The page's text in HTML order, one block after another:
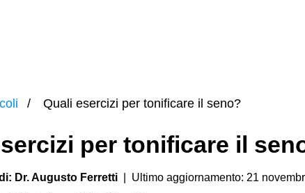
Quali esercizi per tonificare il seno?
per tonificare il
Dr. Augusto Ferretti | Ultimo aggiornamento: 21